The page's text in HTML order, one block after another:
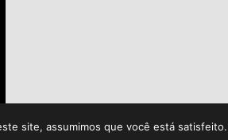
site, assumimos que você está satisfeito.